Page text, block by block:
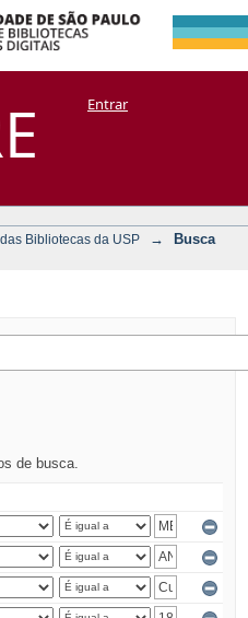
Acervo
+ CoriscoEntrar
Bibliotecas da USP →
Busca
de busca.